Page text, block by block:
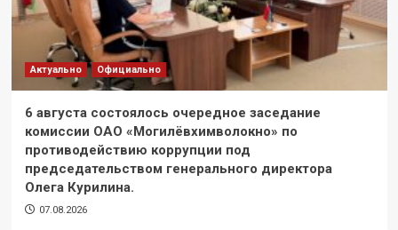
Актуально Официально
6 августа состоялось очередное заседание
комиссии ОАО «Могилёвхимволокно» по
противодействию коррупции под
председательством генерального директора
Олега Курилина.
07.08.2026